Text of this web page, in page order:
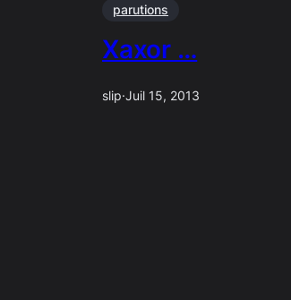
parutions
Xaxor …
slip·Juil 15, 2013